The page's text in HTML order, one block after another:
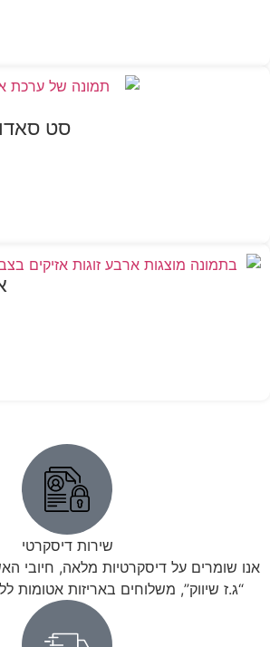
סט סאדו 10 חלקים לזוגות בצבע
שירות דיסקרטי
אנו שומרים על דיסקרטיות מלאה, חיובי
“ג.ז שיווק”, משלוחים באריזות אטומות